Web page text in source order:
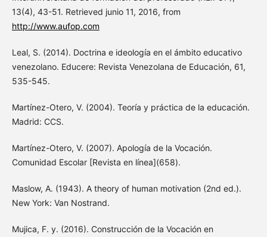
13(4), 43-51. Retrieved junio 11, 2016, from
http://www.aufop.com
Leal, S. (2014). Doctrina e ideología en el ámbito educativo
venezolano. Educere: Revista Venezolana de Educación, 61,
535-545.
Martínez-Otero, V. (2004). Teoría y práctica de la educación.
Madrid: CCS.
Martínez-Otero, V. (2007). Apología de la Vocación.
Comunidad Escolar [Revista en línea](658).
Maslow, A. (1943). A theory of human motivation (2nd ed.).
New York: Van Nostrand.
Mujica, F. y. (2016). Construcción de la Vocación en